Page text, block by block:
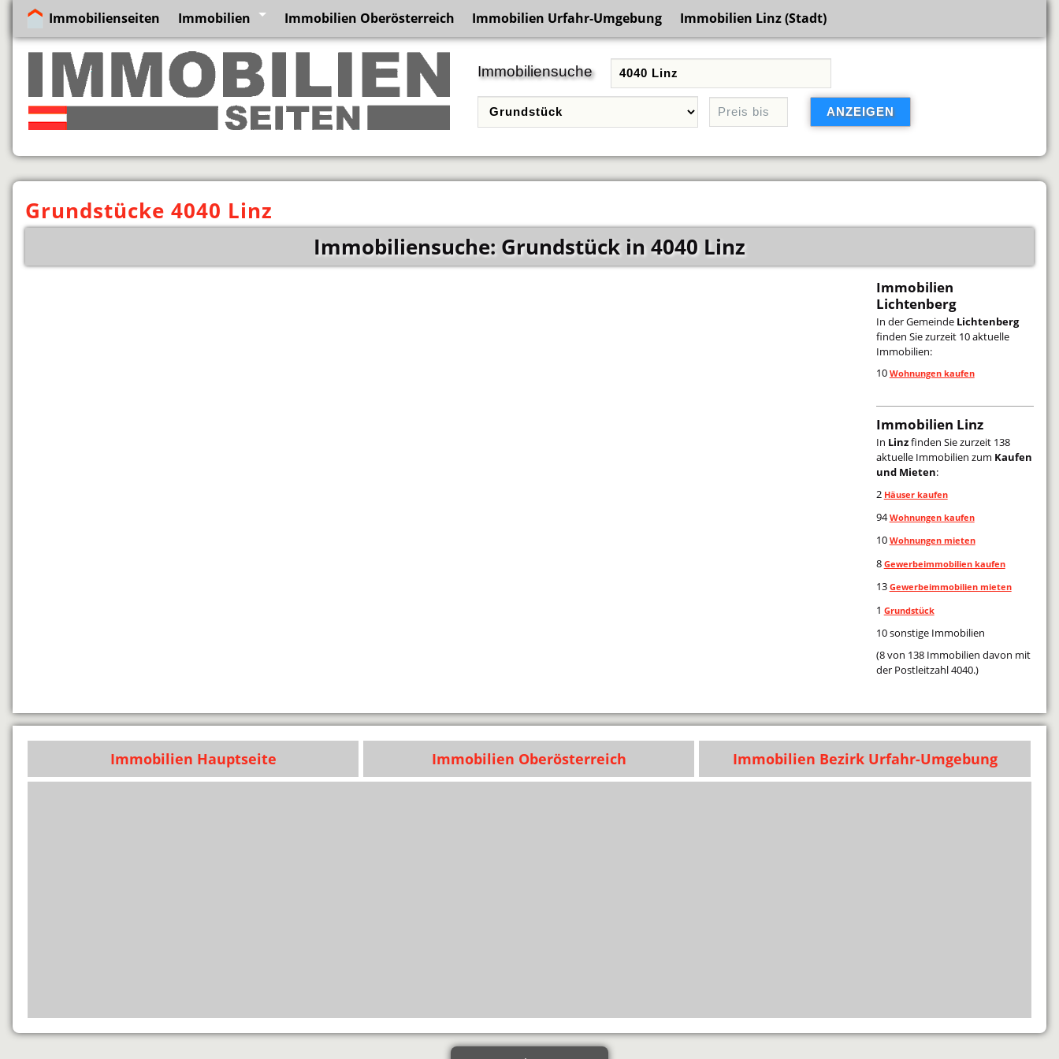
Immobilienseiten Immobilien Immobilien Oberösterreich Immobilien Urfahr-Umgebung Immobilien Linz (Stadt)
Immobiliensuche
Grundstücke 4040 Linz
Immobiliensuche: Grundstück in 4040 Linz
Immobilien
Lichtenberg
In der Gemeinde Lichtenberg
finden Sie zurzeit 10 aktuelle
Immobilien:
10 Wohnungen kaufen
Immobilien Linz
In Linzfinden Sie zurzeit 138
aktuelle Immobilien zum Kaufen
und Mieten:
2 Häuser kaufen
94Wohnungen kaufen
10 Wohnungen mieten
8 Gewerbeimmobilien kaufen
13 Gewerbeimmobilien mieten
1 Grundstück
10 sonstige Immobilien
(8 von 138 Immobilien davon mit
der Postleitzahl 4040.)
Immobilien Hauptseite Immobilien Oberösterreich Immobilien Bezirk Urfahr-Umgebung